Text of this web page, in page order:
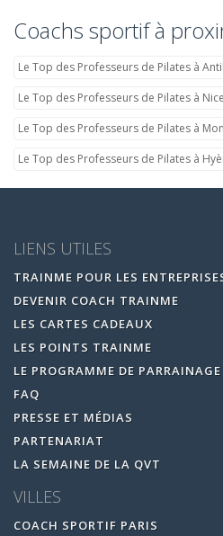
Coachs sportif à
Le Top des Professeurs de Pilates à
Le Top des Professeurs de Pilates à
Le Top des Professeurs de Pilates à
Le Top des Professeurs de Pilates à
LIENS UTILES
TRAINME POUR LES
DEVENIR COACH TRAINME
LES CARTES CADEAUX
LES POINTS TRAINME
LE PROGRAMME DE PARRAINAGE
FAQ
PRESSE ET MÉDIAS
PARTENARIAT
LA SEMAINE DE LA QVT
VILLES
COACH SPORTIF PARIS